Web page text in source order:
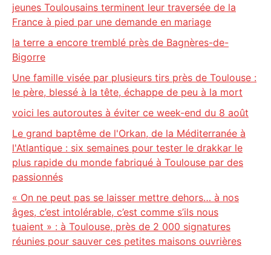
jeunes Toulousains terminent leur traversée de la
France à pied par une demande en mariage
la terre a encore tremblé près de Bagnères-de-
Bigorre
Une famille visée par plusieurs tirs près de Toulouse :
le père, blessé à la tête, échappe de peu à la mort
voici les autoroutes à éviter ce week-end du 8 août
Le grand baptême de l'Orkan, de la Méditerranée à
l'Atlantique : six semaines pour tester le drakkar le
plus rapide du monde fabriqué à Toulouse par des
passionnés
« On ne peut pas se laisser mettre dehors… à nos
âges, c’est intolérable, c’est comme s’ils nous
tuaient » : à Toulouse, près de 2 000 signatures
réunies pour sauver ces petites maisons ouvrières